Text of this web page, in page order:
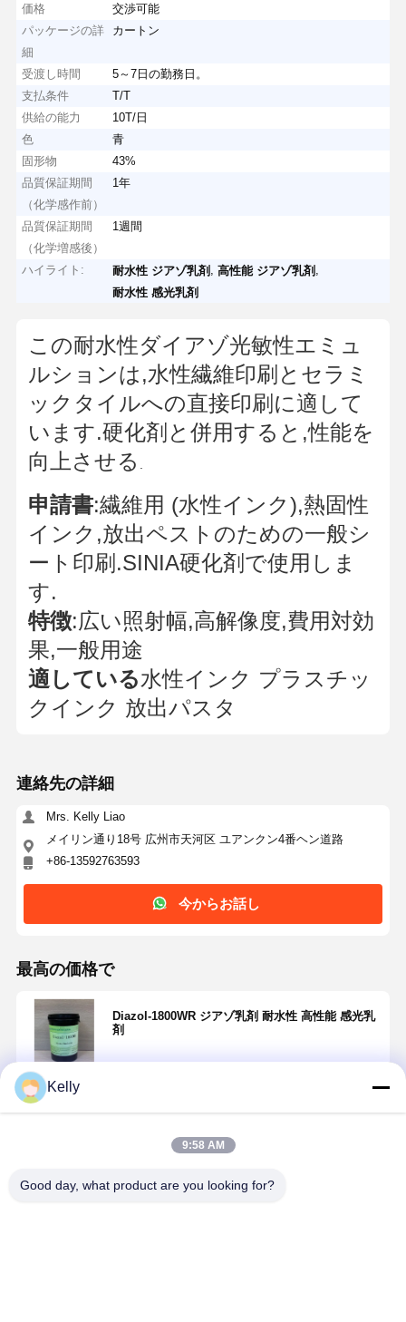
価格
交渉可能
パッケージの詳
細
カートン
受渡し時間
5～7日の勤務日。
支払条件
T/T
供給の能力
10T/日
色
青
固形物
43%
品質保証期間
（化学感作前）
1年
品質保証期間
（化学増感後）
1週間
ハイライト: 耐水性 ジアゾ乳剤 ,高性能 ジアゾ乳剤
耐水性 感光乳剤
この耐水性ダイアゾ光敏性エミュ
ルションは,水性繊維印刷とセラミ
ックタイルへの直接印刷に適して
います.硬化剤と併用すると,性能を
向上させる
申請書:繊維用 (水性インク),熱固性
インク,放出ペストのための一般シ
ート印刷.SINIA硬化剤で使用しま
す.
特徴:広い照射幅,高解像度,費用対効
果,一般用途
適している水性インク プラスチッ
クインク 放出パスタ
連絡先の詳細
Mrs. Kelly Liao
メイリン通り18号 広州市天河区 ユアンクン4番ヘン道路
+86-13592763593
今からお話し
最高の価格で
Diazol-1800WR ジアゾ乳剤 耐水性 高性能 感光乳
剤
Kelly
9:58 AM
Good day, what product are you looking for?